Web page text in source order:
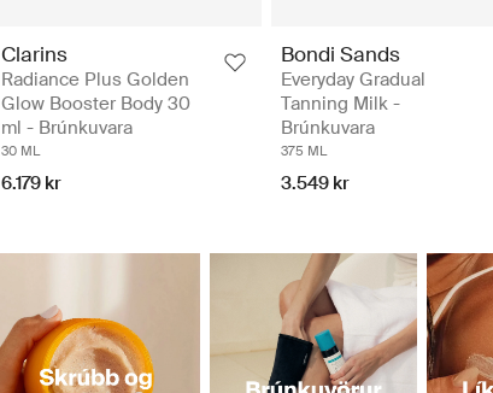
Clarins
Radiance Plus Golden
Glow Booster Body 30
ml - Brúnkuvara
30 ML
6.179 kr
Bondi Sands
Everyday Gradual
Tanning Milk -
Brúnkuvara
375 ML
3.549 kr